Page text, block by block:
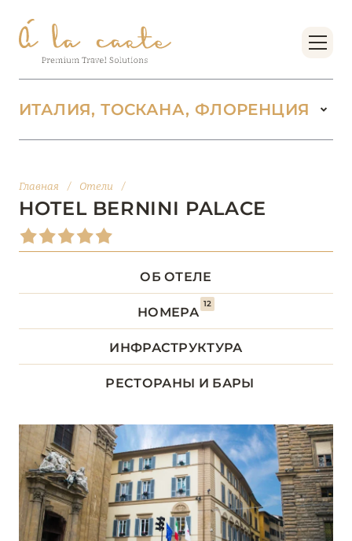
ИТАЛИЯ, ТОСКАНА, ФЛОРЕНЦИЯ
ВАЛЛЕ-Д’АОСТА
ВЕНЕТО
ДОЛОМИТОВЫЕ АЛЬПЫ
КАМПАНИЯ 5
ЛАЦИО
ЛОМБАРДИЯ 26
ПЬЕМОНТ 3
Главная / Отели /
HOTEL BERNINI PALACE
ОБ ОТЕЛЕ
НОМЕРА
12
ИНФРАСТРУКТУРА
РЕСТОРАНЫ И БАРЫ